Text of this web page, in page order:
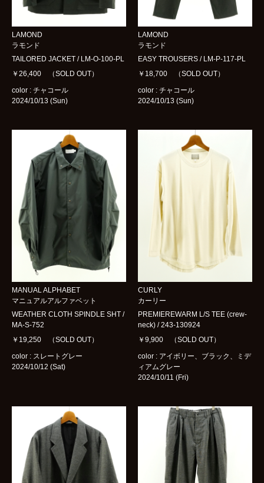
LAMOND
ラモンド
TAILORED JACKET / LM-O-100-PL
￥26,400 （SOLD OUT）
color : チャコール
2024/10/13 (Sun)
LAMOND
ラモンド
EASY TROUSERS / LM-P-117-PL
￥18,700 （SOLD OUT）
color : チャコール
2024/10/13 (Sun)
MANUAL ALPHABET
マニュアルアルファベット
WEATHER CLOTH SPINDLE SHT /
MA-S-752
￥19,250 （SOLD OUT）
color : スレートグレー
2024/10/12 (Sat)
CURLY
カーリー
PREMIEREWARM L/S TEE (crew-
neck) / 243-130924
￥9,900 （SOLD OUT）
color : アイボリー、ブラック、ミデ
ィアムグレー
2024/10/11 (Fri)